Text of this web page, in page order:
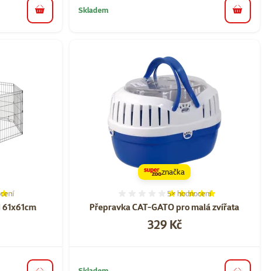
do košíku Skladem do
61x61cm
85%, počet hodnocení: 4
Přepravka CAT-GATO pro malá zvířata
Hodnocení 96%, počet
5× hodnocení
Cena
329 Kč
značka